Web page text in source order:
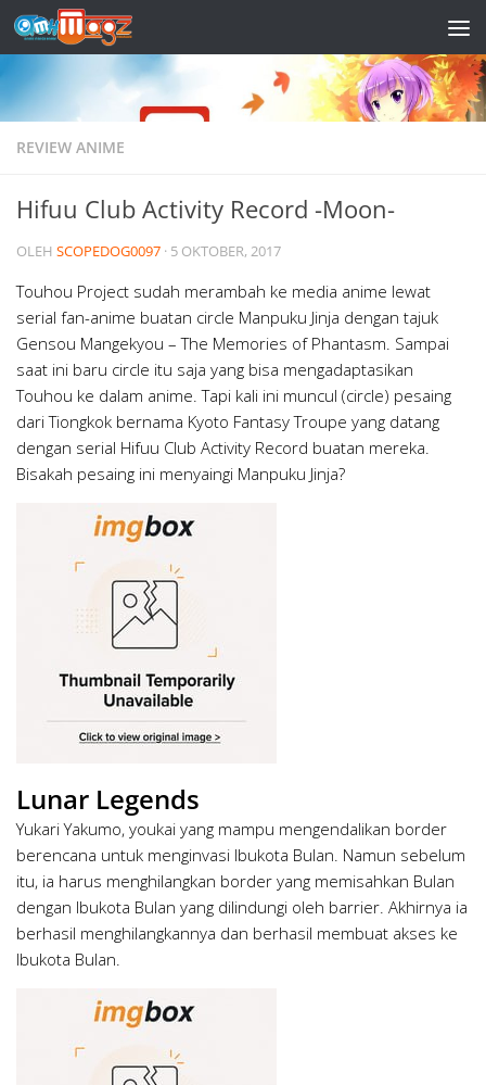
Skip to content
REVIEW ANIME
Hifuu Club Activity Record -Moon-
OLEH SCOPEDOG0097 · 5 OKTOBER, 2017
Touhou Project sudah merambah ke media anime lewat
serial fan-anime buatan circle Manpuku Jinja dengan tajuk
Gensou Mangekyou – The Memories of Phantasm. Sampai
saat ini baru circle itu saja yang bisa mengadaptasikan
Touhou ke dalam anime. Tapi kali ini muncul (circle) pesaing
dari Tiongkok bernama Kyoto Fantasy Troupe yang datang
dengan serial Hifuu Club Activity Record buatan mereka.
Bisakah pesaing ini menyaingi Manpuku Jinja?
Lunar Legends
Yukari Yakumo, youkai yang mampu mengendalikan border
berencana untuk menginvasi Ibukota Bulan. Namun sebelum
itu, ia harus menghilangkan border yang memisahkan Bulan
dengan Ibukota Bulan yang dilindungi oleh barrier. Akhirnya ia
berhasil menghilangkannya dan berhasil membuat akses ke
Ibukota Bulan.